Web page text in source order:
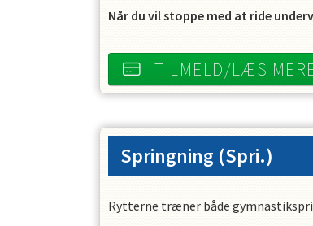
Når du vil stoppe med at ride
TILMELD/LÆS
Springning (Spri.)
Rytterne træner både